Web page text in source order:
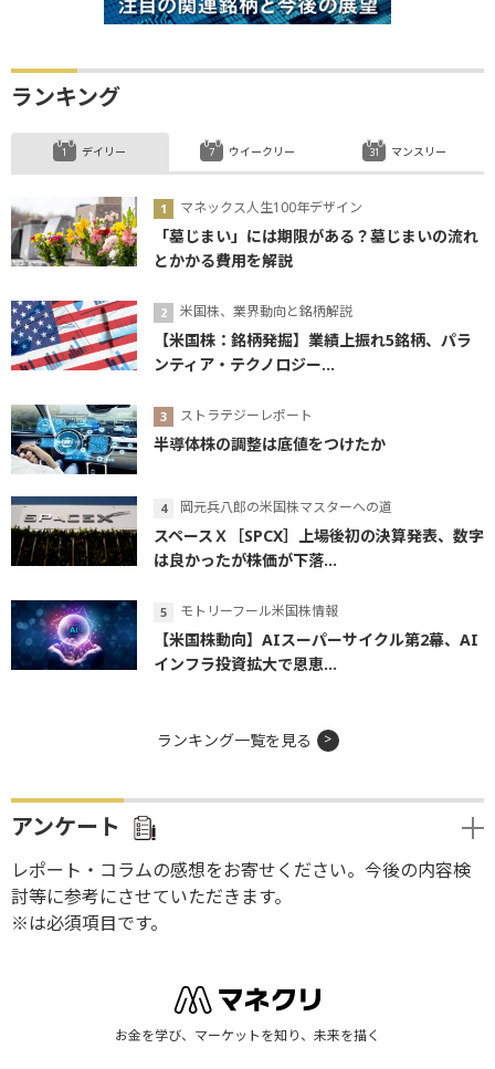
ランキング
デイリー
マネックス人生100年デザイン
「墓じまい」には期限がある？墓じまいの流れ
とかかる費用を解説
米国株、業界動向と銘柄解説
【米国株：銘柄発掘】業績上振れ5銘柄、パラ
ンティア・テクノロジー...
ストラテジーレポート
半導体株の調整は底値をつけたか
岡元兵八郎の米国株マスターへの道
スペースＸ［SPCX］上場後初の決算発表、数字
は良かったが株価が下落...
モトリーフール米国株情報
【米国株動向】AIスーパーサイクル第2幕、AI
インフラ投資拡大で恩恵...
ウイークリー マンスリー
ランキング一覧を見る
アンケート
レポート・コラムの感想をお寄せください。今後の内容検
討等に参考にさせていただきます。
※は必須項目です。
お金を学び、マーケットを知り、未来を描く